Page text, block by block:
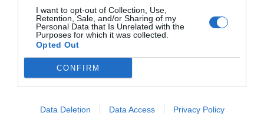
I want to opt-out of Collection, Use,
Retention, Sale, and/or Sharing of my
Personal Data that Is Unrelated with the
Purposes for which it was collected.
Opted Out
CONFIRM
Data Deletion Data Access Privacy Policy